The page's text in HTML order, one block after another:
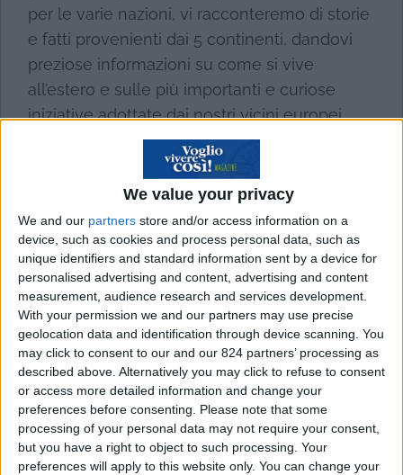
We value your privacy
We and our partners store and/or access information on a
device, such as cookies and process personal data, such as
unique identifiers and standard information sent by a device for
personalised advertising and content, advertising and content
measurement, audience research and services development.
With your permission we and our partners may use precise
geolocation data and identification through device scanning. You
may click to consent to our and our 824 partners’ processing as
described above. Alternatively you may click to refuse to consent
or access more detailed information and change your
preferences before consenting. Please note that some
processing of your personal data may not require your consent,
but you have a right to object to such processing. Your
preferences will apply to this website only. You can change your
per le varie nazioni, vi racconteremo di storie
e fatti provenienti dai 5 continenti, dandovi
preziose informazioni su come si vive
all’estero e sulle più importanti e curiose
iniziative adottate dai nostri vicini europei
piuttosto che dai lontani amici australiani.
Leggi tutto
Le curiosità preferite dai
lettori